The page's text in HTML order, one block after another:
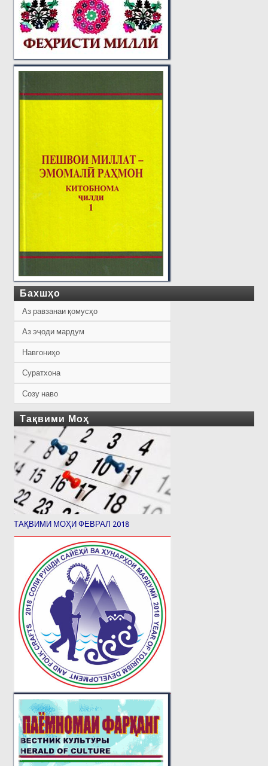
Бахшҳо
Аз равзанаи қомусҳо
Аз эҷоди мардум
Навгониҳо
Суратхона
Созу наво
Тақвими Моҳ
ТАҚВИМИ МОҲИ ФЕВРАЛ 2018